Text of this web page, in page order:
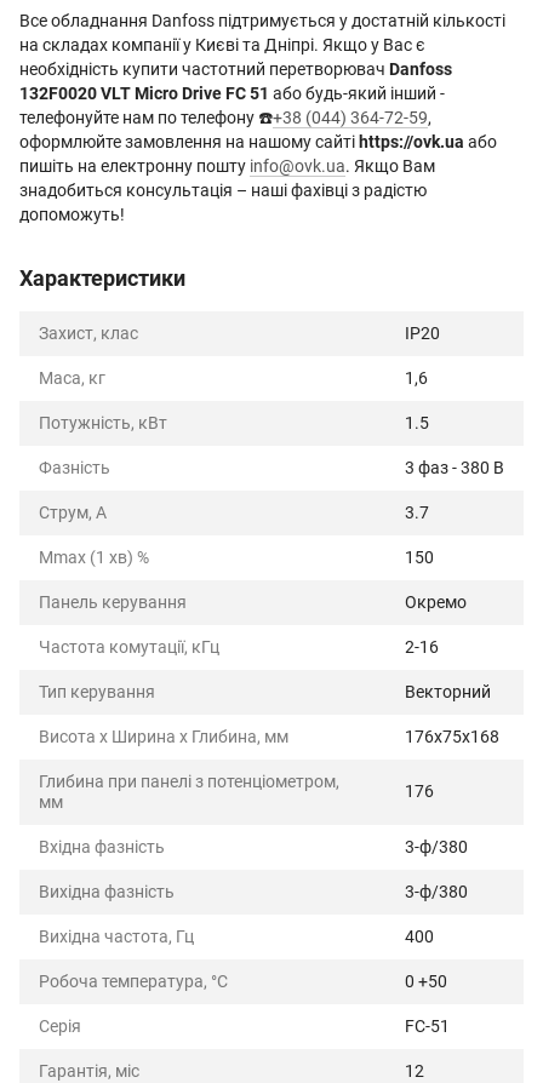
Все обладнання Danfoss підтримується у достатній кількості
на складах компанії у Києві та Дніпрі. Якщо у Вас є
необхідність купити частотний перетворювач Danfoss
132F0020 VLT Micro Drive FC 51 або будь-який інший -
телефонуйте нам по телефону ☎️+38 (044) 364-72-59,
оформлюйте замовлення на нашому сайті https://ovk.ua або
пишіть на електронну пошту info@ovk.ua. Якщо Вам
знадобиться консультація – наші фахівці з радістю
допоможуть!
Характеристики
Захист, клас IP20
Маса, кг 1,6
Потужність, кВт 1.5
Фазність 3 фаз - 380 В
Струм, А 3.7
Mmax (1 хв) % 150
Панель керування Окремо
Частота комутації, кГц 2-16
Тип керування Векторний
Висота х Ширина х Глибина, мм 176x75x168
Глибина при панелі з потенціометром,
мм
176
Вхідна фазність 3-ф/380
Вихідна фазність 3-ф/380
Вихідна частота, Гц 400
Робоча температура, °С 0 +50
Серія FC-51
Гарантія, міс 12